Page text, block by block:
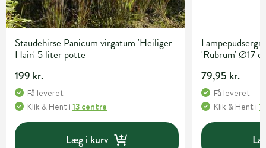
Staudehirse Panicum virgatum 'Heiliger
Hain' 5 liter potte
199 kr.
Få leveret
Klik & Hent i 13 centre
Læg i kurv
'Rubrum' Ø17
79,95 kr.
Få leveret
Klik & Hent i